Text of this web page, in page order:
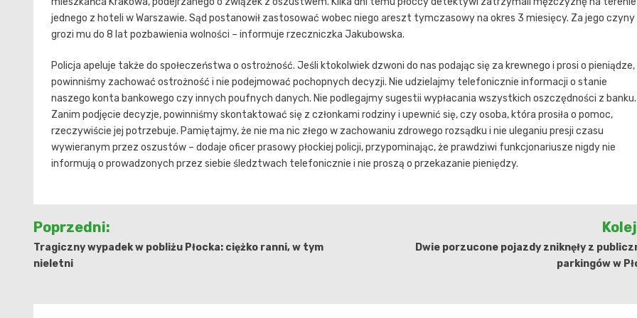
jednego z hoteli w Warszawie. Sąd postanowił zastosować wobec niego areszt tymczasowy na okres 3 miesięcy. Za jego czyny
grozi mu do 8 lat pozbawienia wolności – informuje rzeczniczka Jakubowska.
Policja apeluje także do społeczeństwa o ostrożność. Jeśli ktokolwiek dzwoni do nas podając się za krewnego i prosi o pieniądze,
powinniśmy zachować ostrożność i nie podejmować pochopnych decyzji. Nie udzielajmy telefonicznie informacji o stanie
naszego konta bankowego czy innych poufnych danych. Nie podlegajmy sugestii wypłacania wszystkich oszczędności z banku.
Zanim podjęcie decyzje, powinniśmy skontaktować się z członkami rodziny i upewnić się, czy osoba, która prosiła o pomoc,
rzeczywiście jej potrzebuje. Pamiętajmy, że nie ma nic złego w zachowaniu zdrowego rozsądku i nie uleganiu presji czasu
wywieranym przez oszustów – dodaje oficer prasowy płockiej policji, przypominając, że prawdziwi funkcjonariusze nigdy nie
informują o prowadzonych przez siebie śledztwach telefonicznie i nie proszą o przekazanie pieniędzy.
Nawigacja
wpisu
Poprzedni:
Tragiczny wypadek w pobliżu Płocka: ciężko ranni, w tym
nieletni
Dwie porzucone pojazdy zniknęły z
parkingów w